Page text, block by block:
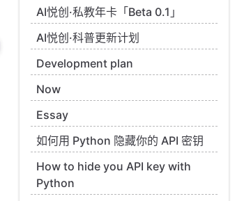
AI悦创·私教年卡「Beta 0.1」
AI悦创·科普更新计划
Development plan
Now
Essay
如何用 Python 隐藏你的 API 密钥
How to hide you API key with
Python